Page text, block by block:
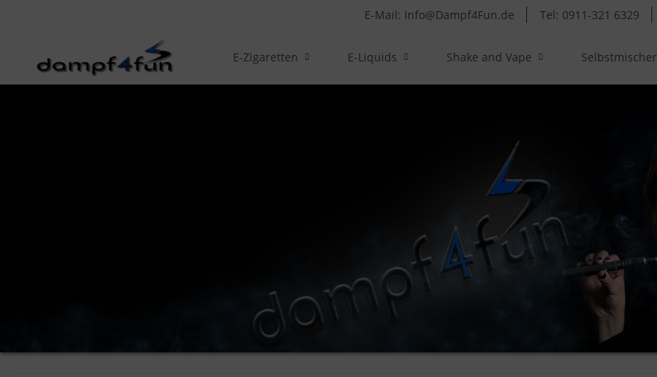
E-Mail: Info@Dampf4Fun.de Tel: 0911-321 6329
E-Zigaretten E-Liquids Shake and Vape Selbstmischer